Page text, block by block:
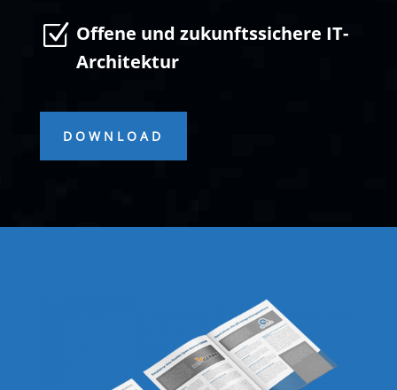
Z Offene und zukunftssichere IT-
Architektur
DOWNLOAD